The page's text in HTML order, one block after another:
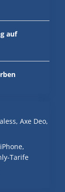
auf
Axe Deo,
Tarife